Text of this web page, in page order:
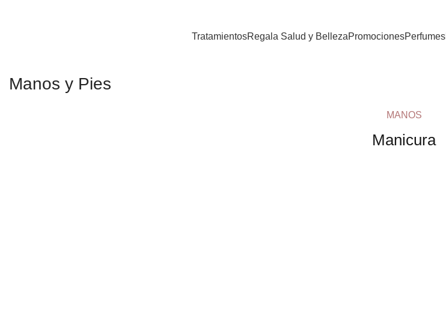
TratamientosRegala Salud y BellezaPromocionesPerfumes
Manos y Pies
MANOS
Manicura